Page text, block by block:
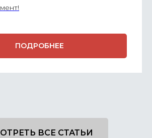
ПОДРОБНЕЕ
ВСЕ СТАТЬИ